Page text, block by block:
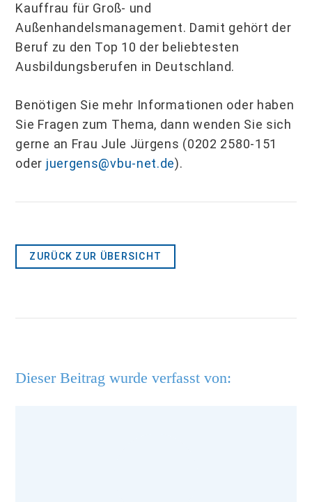
Kauffrau für Groß- und
Außenhandelsmanagement. Damit gehört der
Beruf zu den Top 10 der beliebtesten
Ausbildungsberufen in Deutschland.
Benötigen Sie mehr Informationen oder haben
Sie Fragen zum Thema, dann wenden Sie sich
gerne an Frau Jule Jürgens (0202 2580-151
oder juergens@vbu-net.de).
ZURÜCK ZUR ÜBERSICHT
Dieser Beitrag wurde verfasst von: